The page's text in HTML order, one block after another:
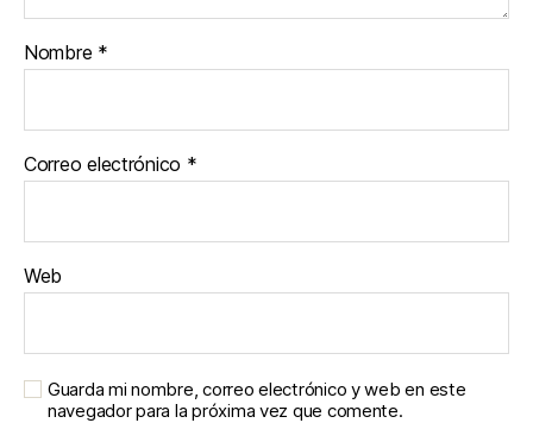
Nombre *
Correo electrónico *
Web
Guarda mi nombre, correo electrónico y web en este
navegador para la próxima vez que comente.